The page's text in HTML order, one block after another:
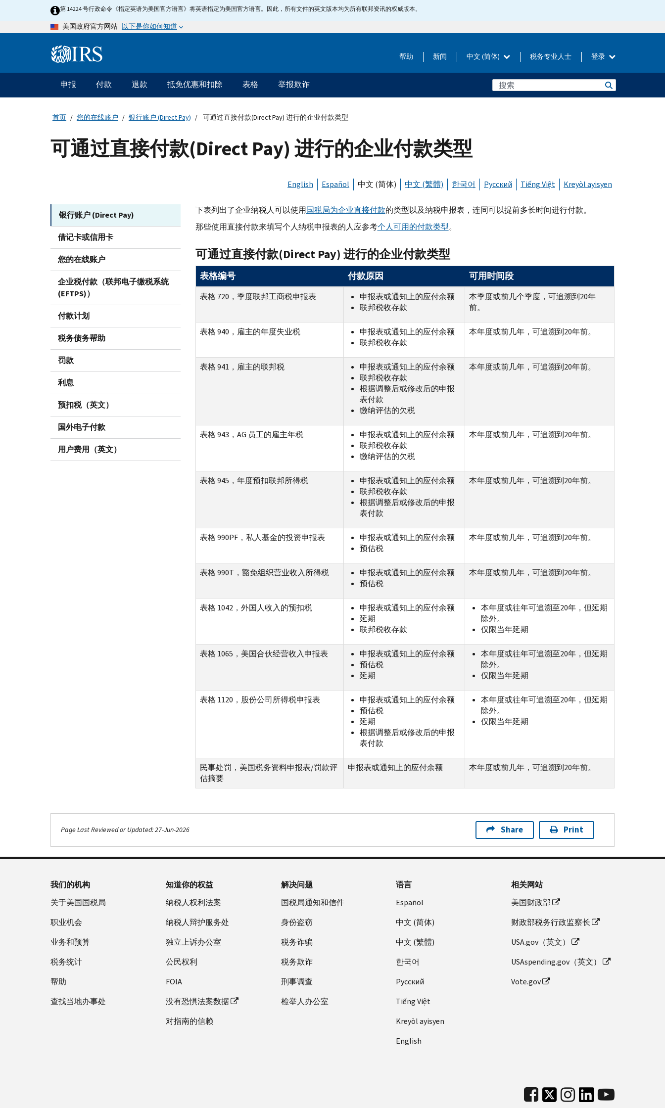
第 14224 号行政命令《指定英语为美国官方语言》将英语指定为美国官方语言。因此，所有文件的英文版本均为所有联邦资讯的权威版本。
美国政府官方网站 以下是你如何知道
Information 帮助 新闻 中文 (简体) 税务专业人士 登录
主
要
导
申报 付款 退款 抵免优惠和扣除 表格 举报欺诈
首页 您的在线账户 银行账户 (Direct Pay) 可通过直接付款(Direct Pay) 进行的企业付款类型
可通过直接付款(Direct Pay) 进行的企业付款类型
English Español 中文 (简体) 中文 (繁體) 한국어 Русский Tiếng Việt Kreyòl ayisyen
银行账户 (Direct Pay)
借记卡或信用卡
您的在线账户
企业税付款（联邦电子缴税系统
(EFTPS)）
付款计划
税务债务帮助
罚款
利息
预扣税（英文）
国外电子付款
用户费用（英文）
下表列出了企业纳税人可以使用国税局为企业直接付款的类型以及纳税申报表，连同可以提前多长时间进行付款。
那些使用直接付款来填写个人纳税申报表的人应参考个人可用的付款类型。
可通过直接付款(Direct Pay) 进行的企业付款类型
表格编号 付款原因 可用时间段
表格 720，季度联邦工商税申报表
申报表或通知上的应付余额
联邦税收存款
本季度或前几个季度，可追溯到20年
前。
表格 940，雇主的年度失业税
申报表或通知上的应付余额
联邦税收存款
本年度或前几年，可追溯到20年前。
表格 941，雇主的联邦税
申报表或通知上的应付余额
联邦税收存款
根据调整后或修改后的申报
表付款
缴纳评估的欠税
本年度或前几年，可追溯到20年前。
表格 943，AG 员工的雇主年税
申报表或通知上的应付余额
联邦税收存款
缴纳评估的欠税
本年度或前几年，可追溯到20年前。
表格 945，年度预扣联邦所得税
申报表或通知上的应付余额
联邦税收存款
根据调整后或修改后的申报
表付款
本年度或前几年，可追溯到20年前。
表格 990PF，私人基金的投资申报表
申报表或通知上的应付余额
预估税
本年度或前几年，可追溯到20年前。
表格 990T ，豁免组织营业收入所得税
申报表或通知上的应付余额
预估税
本年度或前几年，可追溯到20年前。
表格 1042，外国人收入的预扣税
申报表或通知上的应付余额
延期
联邦税收存款
本年度或往年可追溯至20年，但延期
除外。
仅限当年延期
表格 1065，美国合伙经营收入申报表
申报表或通知上的应付余额
预估税
延期
本年度或往年可追溯至20年，但延期
除外。
仅限当年延期
表格 1120，股份公司所得税申报表
申报表或通知上的应付余额
预估税
延期
根据调整后或修改后的申报
表付款
本年度或往年可追溯至20年，但延期
除外。
仅限当年延期
民事处罚，美国税务资料申报表/罚款评
估摘要
申报表或通知上的应付余额 本年度或前几年，可追溯到20年前。
Page Last Reviewed or Updated: 27-Jun-2026 Share Print
我们的机构
关于美国国税局
职业机会
业务和预算
税务统计
帮助
查找当地办事处
知道你的权益
纳税人权利法案
纳税人辩护服务处
独立上诉办公室
公民权利
FOIA
没有恐惧法案数据
对指南的信赖
解决问题
国税局通知和信件
身份盗窃
税务诈骗
税务欺诈
刑事调查
检举人办公室
语言
Español
中文 (简体)
中文 (繁體)
한국어
Pусский
Tiếng Việt
Kreyòl ayisyen
English
相关网站
美国财政部
财政部税务行政监察长
USA.gov（英文）
USAspending.gov（英文）
Vote.gov